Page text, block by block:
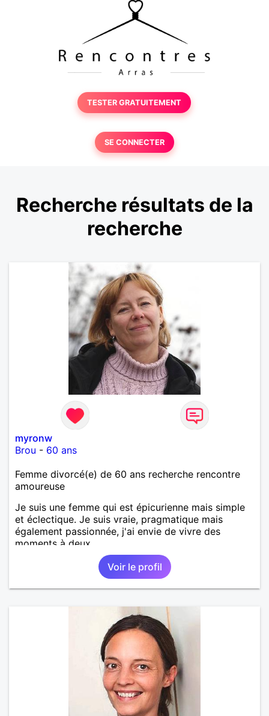
TESTER GRATUITEMENT
SE CONNECTER
Recherche résultats de la
recherche
myronw
Brou - 60 ans
Femme divorcé(e) de 60 ans recherche rencontre
amoureuse
Je suis une femme qui est épicurienne mais simple
et éclectique. Je suis vraie, pragmatique mais
également passionnée, j'ai envie de vivre des
moments à deux.
Voir le profil